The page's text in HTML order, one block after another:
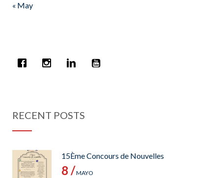
« May
RECENT POSTS
15Ème Concours de Nouvelles
8 /MAYO